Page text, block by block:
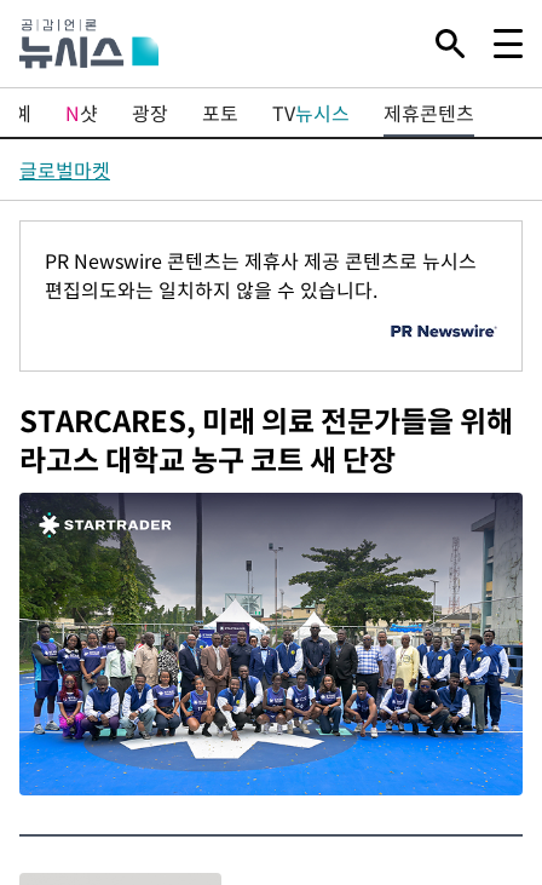
예 N샷 광장 포토 TV뉴시스
제휴콘텐츠
글로벌마켓
PR Newswire 콘텐츠는 제휴사 제공 콘텐츠로 뉴시스
편집의도와는 일치하지 않을 수 있습니다.
STARCARES, 미래 의료 전문가들을 위해
라고스 대학교 농구 코트 새 단장